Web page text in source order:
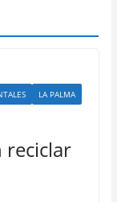
LA PALMA
reciclar